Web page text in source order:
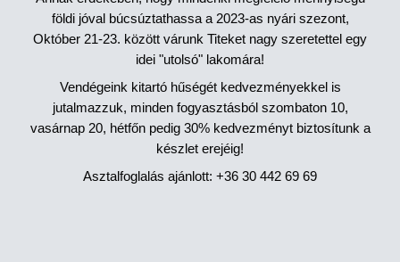
földi jóval búcsúztathassa a 2023-as nyári szezont,
Október 21-23. között várunk Titeket nagy szeretettel egy
idei "utolsó" lakomára!
Vendégeink kitartó hűségét kedvezményekkel is
jutalmazzuk, minden fogyasztásból szombaton 10,
vasárnap 20, hétfőn pedig 30% kedvezményt biztosítunk a
készlet erejéig!
Asztalfoglalás ajánlott: +36 30 442 69 69